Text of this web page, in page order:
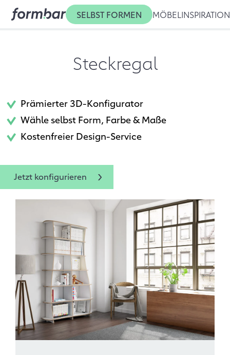
SELBST FORMEN MÖBEL INSPIRATION
Steckregal
Prämierter 3D-Konfigurator
Wähle selbst Form, Farbe & Maße
Kostenfreier Design-Service
Jetzt konfigurieren